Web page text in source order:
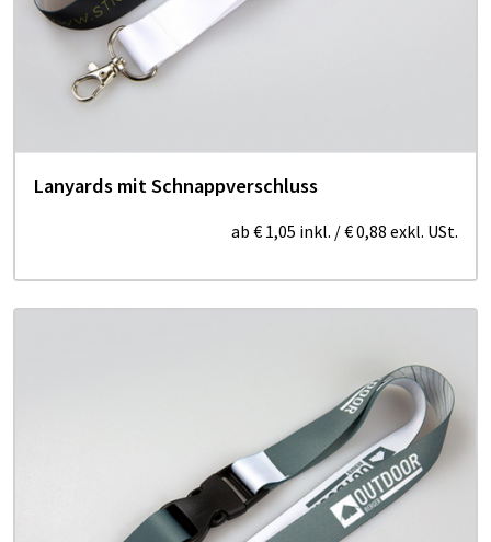
Lanyards mit Schnappverschluss
ab € 1,05 inkl. /€ 0,88 exkl. USt.